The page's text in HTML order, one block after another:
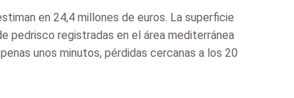
en 24,4 millones de euros. La superficie
pedrisco registradas en el área mediterránea
unos minutos, pérdidas cercanas a los 20